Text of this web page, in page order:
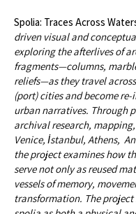
​Spolia: Traces Across
driven visual and
exploring the afterlives of
fragments—columns,
reliefs—as they travel
(port) cities and become
urban narratives. Through
archival research,
Venice, İstanbul, Athens,
the project examines how
serve not only as reused
vessels of memory,
transformation. The